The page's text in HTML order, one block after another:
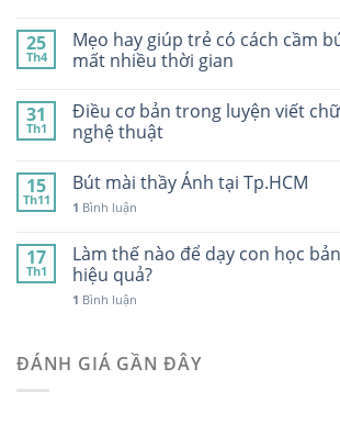
25
Th4
Mẹo hay giúp trẻ có cách cầm
mất nhiều thời gian
31
Th1
Điều cơ bản trong luyện viết
nghệ thuật
15
Th11
Bút mài thầy Ánh tại Tp.HCM
1 Bình luận
17
Th1
Làm thế nào để dạy con học
hiệu quả?
1 Bình luận
ĐÁNH GIÁ GẦN ĐÂY